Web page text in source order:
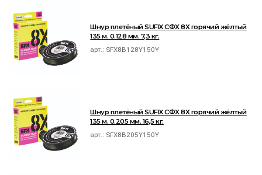
Шнур плетёный SUFIX СФХ 8Х горячий жёлтый
135 м. 0.128 мм. 7,3 кг.
арт.: SFX8B128Y150Y
Шнур плетёный SUFIX СФХ 8Х горячий жёлтый
135 м. 0.205 мм. 16,5 кг.
арт.: SFX8B205Y150Y